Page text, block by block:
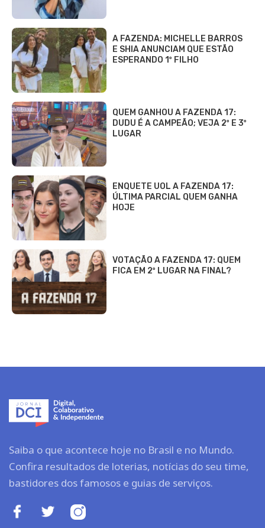
A FAZENDA: MICHELLE BARROS
E SHIA ANUNCIAM QUE ESTÃO
ESPERANDO 1º FILHO
QUEM GANHOU A FAZENDA 17:
DUDU É A CAMPEÃO; VEJA 2º E 3º
LUGAR
ENQUETE UOL A FAZENDA 17:
ÚLTIMA PARCIAL QUEM GANHA
HOJE
VOTAÇÃO A FAZENDA 17: QUEM
FICA EM 2º LUGAR NA FINAL?
Saiba o que acontece hoje no Brasil e no Mundo.
Confira resultados de loterias, notícias do seu time,
bastidores dos famosos e guias de serviços.